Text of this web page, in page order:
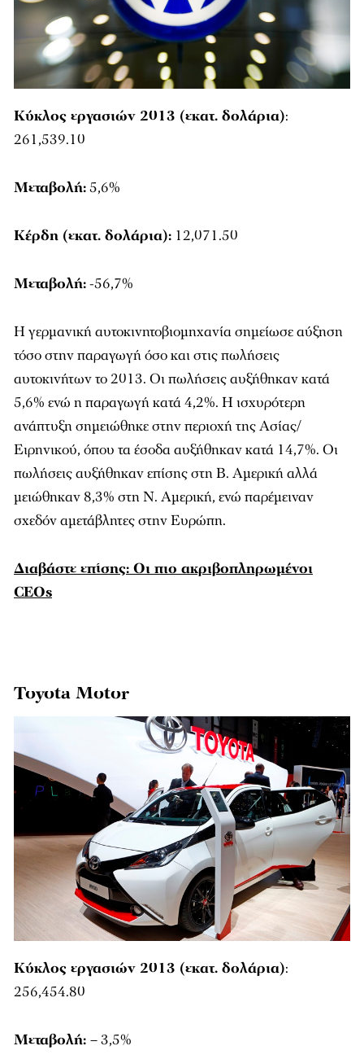
Κύκλος εργασιών 2013 (εκατ. δολάρια):
261,539.10
Μεταβολή:5,6%
Κέρδη (εκατ. δολάρια): 12,071.50
Μεταβολή:-56,7%
Η γερμανική αυτοκινητοβιομηχανία σημείωσε αύξηση
τόσο στην παραγωγή όσο και στις πωλήσεις
αυτοκινήτων το 2013. Οι πωλήσεις αυξήθηκαν κατά
5,6% ενώ η παραγωγή κατά 4,2%. Η ισχυρότερη
ανάπτυξη σημειώθηκε στην περιοχή της Ασίας/
Ειρηνικού, όπου τα έσοδα αυξήθηκαν κατά 14,7%. Οι
πωλήσεις αυξήθηκαν επίσης στη Β. Αμερική αλλά
μειώθηκαν 8,3% στη Ν. Αμερική, ενώ παρέμειναν
σχεδόν αμετάβλητες στην Ευρώπη.
Διαβάστε επίσης: Οι πιο ακριβοπληρωμένοι
CEOs
Toyota Motor
Κύκλος εργασιών 2013 (εκατ. δολάρια):
256,454.80
Μεταβολή: – 3,5%